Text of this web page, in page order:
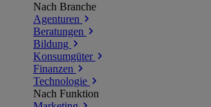
Nach Branche
Agenturen
Beratungen
Bildung
Konsumgüter
Finanzen
Technologie
Nach Funktion